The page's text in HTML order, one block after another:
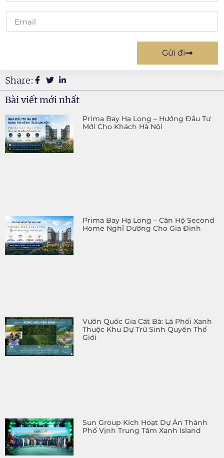
Gửi đi
Share:
Bài viết mới nhất
Prima Bay Hạ Long – Hướng Đầu Tư
Mới Cho Khách Hà Nội
Prima Bay Hạ Long – Căn Hộ Second
Home Nghỉ Dưỡng Cho Gia Đình
Vườn Quốc Gia Cát Bà: Lá Phổi Xanh
Thuộc Khu Dự Trữ Sinh Quyển Thế
Giới
Sun Group Kích Hoạt Dự Án Thành
Phố Vịnh Trung Tâm Xanh Island